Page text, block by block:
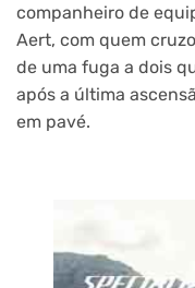
companheiro de
Aert, com quem
de uma fuga a dois
após a última
em pavé.